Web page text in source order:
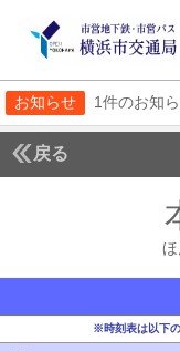
お知らせ 1件のお知
戻る
※時刻表は以下